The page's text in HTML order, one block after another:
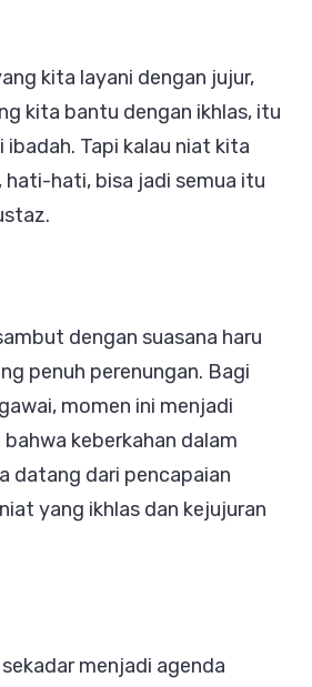
kita layani dengan jujur,
kita bantu dengan ikhlas, itu
ibadah. Tapi kalau niat kita
hati-hati, bisa jadi semua itu
dengan suasana haru
penuh perenungan. Bagi
momen ini menjadi
keberkahan dalam
datang dari pencapaian
yang ikhlas dan kejujuran
menjadi agenda